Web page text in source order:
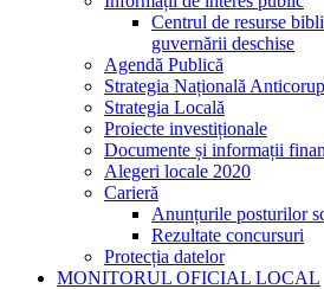
Centrul de resurse
guvernării deschise
Agendă Publică
Strategia Națională
Strategia Locală
Proiecte investiționale
Documente și informații
Alegeri locale 2020
Carieră
Anunțurile posturilor
Rezultate concursuri
Protecția datelor
MONITORUL OFICIAL LOCAL